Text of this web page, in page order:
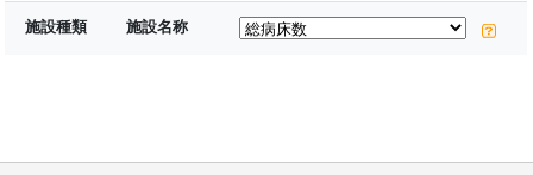
施設種類 施設名称